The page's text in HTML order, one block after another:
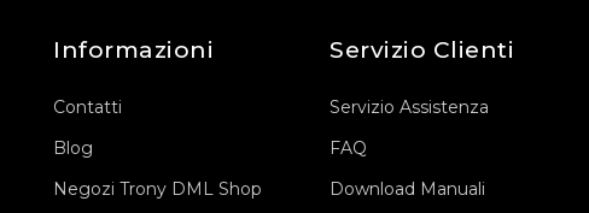
Informazioni
Contatti
Blog
Negozi Trony DML Shop
Servizio Clienti
Servizio Assistenza
FAQ
Download Manuali